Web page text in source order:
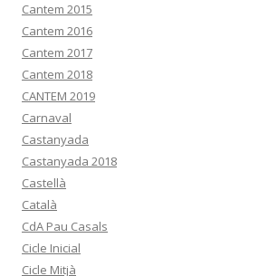
Cantem 2015
Cantem 2016
Cantem 2017
Cantem 2018
CANTEM 2019
Carnaval
Castanyada
Castanyada 2018
Castellà
Català
CdA Pau Casals
Cicle Inicial
Cicle Mitjà